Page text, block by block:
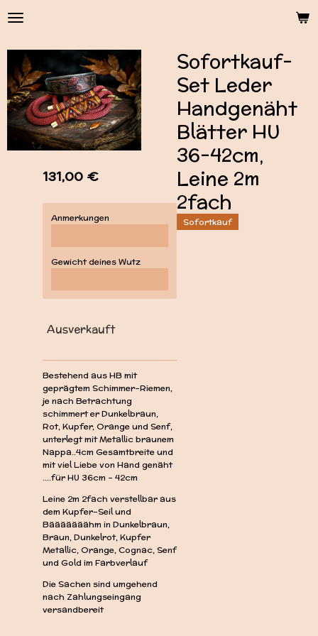
Zum
Hauptinhalt
Sofortkauf-
Set Leder
Handgenäht
Blätter HU
36-42cm,
Leine 2m
2fach
Sofortkauf
131,00 €
Anmerkungen
Gewicht deines Wutz
Ausverkauft
Bestehend aus HB mit
geprägtem Schimmer-Riemen,
je nach Betrachtung
schimmert er Dunkelbraun,
Rot, Kupfer, Orange und Senf,
unterlegt mit Metallic braunem
Nappa..4cm Gesamtbreite und
mit viel Liebe von Hand genäht
....für HU 36cm - 42cm
Leine 2m 2fach verstellbar aus
dem Kupfer-Seil und
Bääääääähm in Dunkelbraun,
Braun, Dunkelrot, Kupfer
Metallic, Orange, Cognac, Senf
und Gold im Farbverlauf
Die Sachen sind umgehend
nach Zahlungseingang
versandbereit